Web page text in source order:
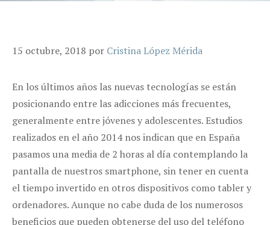
15 octubre, 2018 por Cristina López Mérida
En los últimos años las nuevas tecnologías se están
posicionando entre las adicciones más frecuentes,
generalmente entre jóvenes y adolescentes. Estudios
realizados en el año 2014 nos indican que en España
pasamos una media de 2 horas al día contemplando la
pantalla de nuestros smartphone, sin tener en cuenta
el tiempo invertido en otros dispositivos como tabler y
ordenadores. Aunque no cabe duda de los numerosos
beneficios que pueden obtenerse del uso del teléfono